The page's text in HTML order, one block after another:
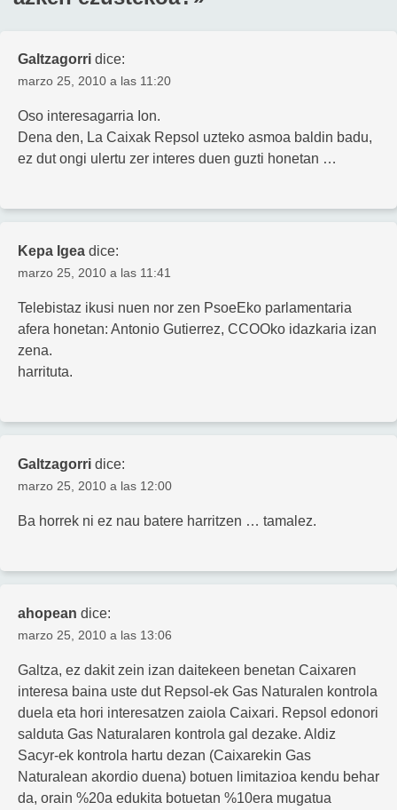
Galtzagorri dice:
marzo 25, 2010 a las 11:20
Oso interesagarria Ion.
Dena den, La Caixak Repsol uzteko asmoa baldin badu,
ez dut ongi ulertu zer interes duen guzti honetan …
Kepa Igea dice:
marzo 25, 2010 a las 11:41
Telebistaz ikusi nuen nor zen PsoeEko parlamentaria
afera honetan: Antonio Gutierrez, CCOOko idazkaria izan
zena.
harrituta.
Galtzagorri dice:
marzo 25, 2010 a las 12:00
Ba horrek ni ez nau batere harritzen … tamalez.
ahopean dice:
marzo 25, 2010 a las 13:06
Galtza, ez dakit zein izan daitekeen benetan Caixaren
interesa baina uste dut Repsol-ek Gas Naturalen kontrola
duela eta hori interesatzen zaiola Caixari. Repsol edonori
salduta Gas Naturalaren kontrola gal dezake. Aldiz
Sacyr-ek kontrola hartu dezan (Caixarekin Gas
Naturalean akordio duena) botuen limitazioa kendu behar
da, orain %20a edukita botuetan %10era mugatua